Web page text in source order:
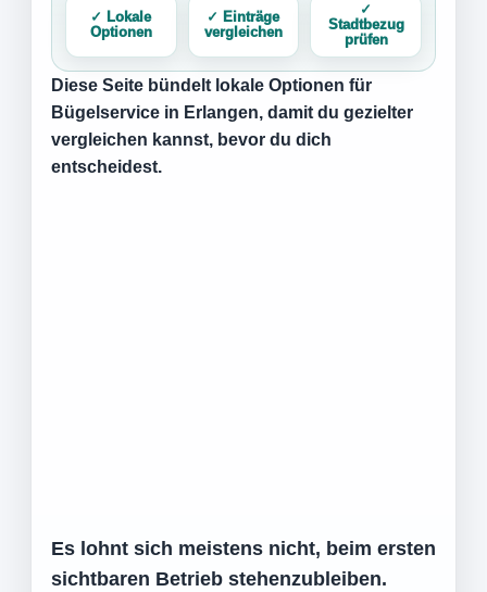
✓ Lokale
Optionen
✓ Einträge
vergleichen
✓
Stadtbezug
prüfen
Diese Seite bündelt lokale Optionen für
Bügelservice in Erlangen, damit du gezielter
vergleichen kannst, bevor du dich
entscheidest.
Es lohnt sich meistens nicht, beim ersten
sichtbaren Betrieb stehenzubleiben.